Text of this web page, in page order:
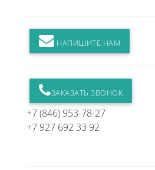
НАПИШИТЕ НАМ
ЗАКАЗАТЬ ЗВОНОК
+7 (846) 953-78-27
+7 927 692 33 92